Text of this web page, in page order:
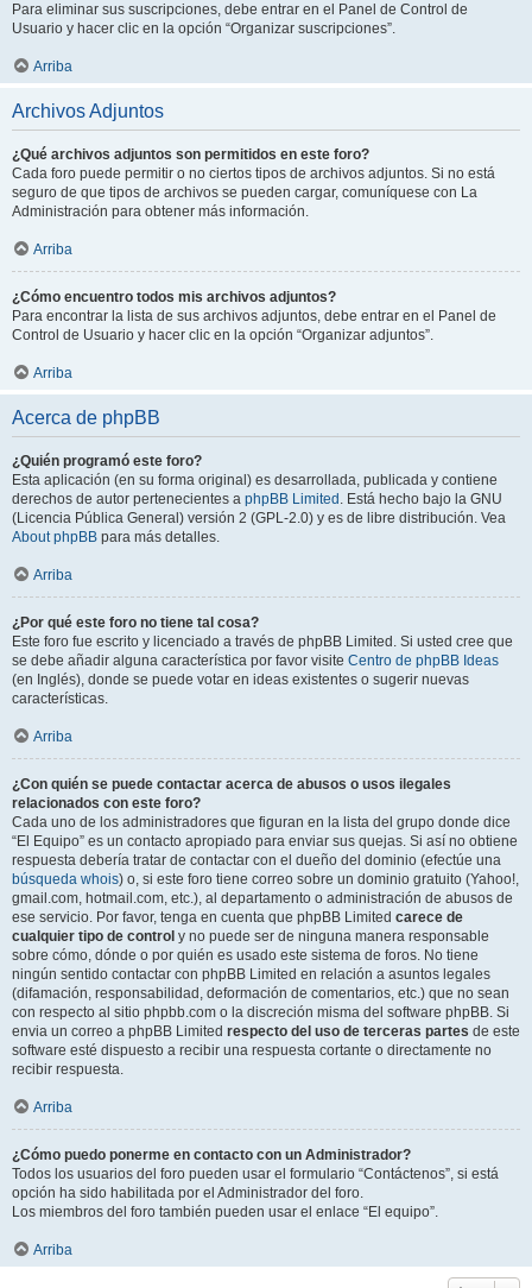
Para eliminar sus suscripciones, debe entrar en el Panel de Control de
Usuario y hacer clic en la opción “Organizar suscripciones”.
Arriba
Archivos Adjuntos
¿Qué archivos adjuntos son permitidos en este foro?
Cada foro puede permitir o no ciertos tipos de archivos adjuntos. Si no está
seguro de que tipos de archivos se pueden cargar, comuníquese con La
Administración para obtener más información.
Arriba
¿Cómo encuentro todos mis archivos adjuntos?
Para encontrar la lista de sus archivos adjuntos, debe entrar en el Panel de
Control de Usuario y hacer clic en la opción “Organizar adjuntos”.
Arriba
Acerca de phpBB
¿Quién programó este foro?
Esta aplicación (en su forma original) es desarrollada, publicada y contiene
derechos de autor pertenecientes a phpBB Limited . Está hecho bajo la GNU
(Licencia Pública General) versión 2 (GPL-2.0) y es de libre distribución. Vea
About phpBB para más detalles.
Arriba
¿Por qué este foro no tiene tal cosa?
Este foro fue escrito y licenciado a través de phpBB Limited. Si usted cree que
se debe añadir alguna característica por favor visite Centro de phpBB Ideas
(en Inglés), donde se puede votar en ideas existentes o sugerir nuevas
características.
Arriba
¿Con quién se puede contactar acerca de abusos o usos ilegales
relacionados con este foro?
Cada uno de los administradores que figuran en la lista del grupo donde dice
“El Equipo” es un contacto apropiado para enviar sus quejas. Si así no obtiene
respuesta debería tratar de contactar con el dueño del dominio (efectúe una
búsqueda whois) o, si este foro tiene correo sobre un dominio gratuito (Yahoo!,
gmail.com, hotmail.com, etc.), al departamento o administración de abusos de
ese servicio. Por favor, tenga en cuenta que phpBB Limited carece de
cualquier tipo de control y no puede ser de ninguna manera responsable
sobre cómo, dónde o por quién es usado este sistema de foros. No tiene
ningún sentido contactar con phpBB Limited en relación a asuntos legales
(difamación, responsabilidad, deformación de comentarios, etc.) que no sean
con respecto al sitio phpbb.com o la discreción misma del software phpBB. Si
envia un correo a phpBB Limited respecto del uso de terceras partes de este
software esté dispuesto a recibir una respuesta cortante o directamente no
recibir respuesta.
Arriba
¿Cómo puedo ponerme en contacto con un Administrador?
Todos los usuarios del foro pueden usar el formulario “Contáctenos”, si está
opción ha sido habilitada por el Administrador del foro.
Los miembros del foro también pueden usar el enlace “El equipo”.
Arriba